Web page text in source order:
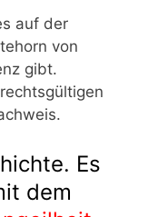
auf der
von
gibt.
Es
dem